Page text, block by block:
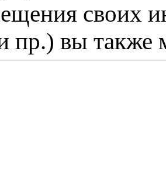
своих
пр.) вы также